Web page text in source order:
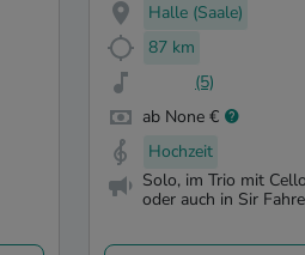
Halle (Saale)
87 km
(5)
ab None €
Hochzeit
Solo, im Trio mit
oder auch in Sir